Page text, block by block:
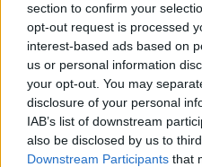
section to confirm your
opt-out request is processed
interest-based ads based on
us or personal information
your opt-out. You may
disclosure of your personal
IAB’s list of downstream
also be disclosed by us to
Downstream Participants that
interjúra irányul, amelyben a
szólalt meg. A Szoljon által
beruházó igyekezett reagálni